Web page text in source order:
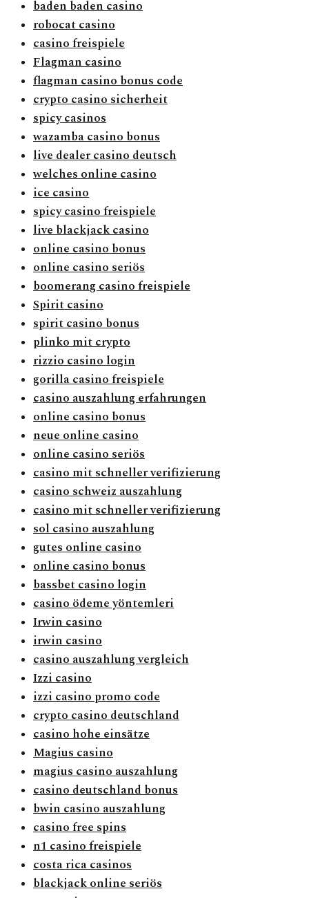
baden baden casino
robocat casino
casino freispiele
Flagman casino
flagman casino bonus code
crypto casino sicherheit
spicy casinos
wazamba casino bonus
live dealer casino deutsch
welches online casino
ice casino
spicy casino freispiele
live blackjack casino
online casino bonus
online casino seriös
boomerang casino freispiele
Spirit casino
spirit casino bonus
plinko mit crypto
rizzio casino login
gorilla casino freispiele
casino auszahlung erfahrungen
online casino bonus
neue online casino
online casino seriös
casino mit schneller verifizierung
casino schweiz auszahlung
casino mit schneller verifizierung
sol casino auszahlung
gutes online casino
online casino bonus
bassbet casino login
casino ödeme yöntemleri
Irwin casino
irwin casino
casino auszahlung vergleich
Izzi casino
izzi casino promo code
crypto casino deutschland
casino hohe einsätze
Magius casino
magius casino auszahlung
casino deutschland bonus
bwin casino auszahlung
casino free spins
n1 casino freispiele
costa rica casinos
blackjack online seriös